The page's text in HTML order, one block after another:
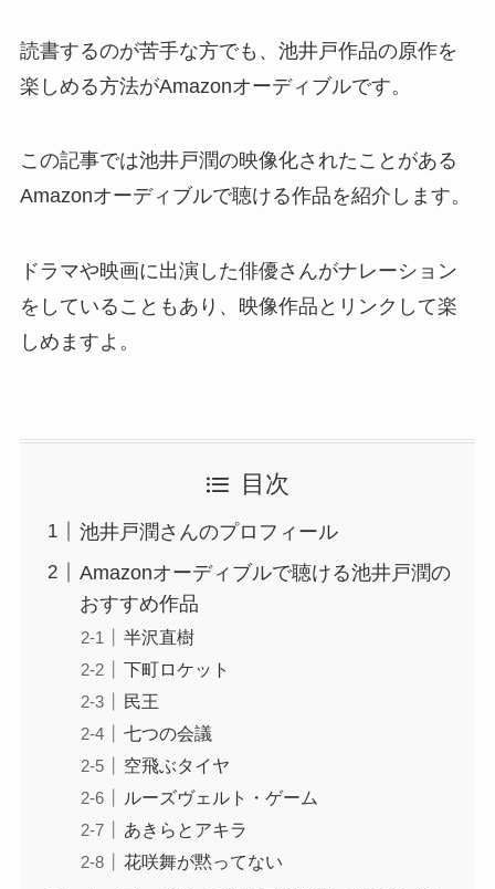
読書するのが苦手な方でも、池井戸作品の原作を
楽しめる方法がAmazonオーディブルです。
この記事では池井戸潤の映像化されたことがある
Amazonオーディブルで聴ける作品を紹介します。
ドラマや映画に出演した俳優さんがナレーション
をしていることもあり、映像作品とリンクして楽
しめますよ。
目次
池井戸潤さんのプロフィール
Amazonオーディブルで聴ける池井戸潤の
おすすめ作品
半沢直樹
下町ロケット
民王
七つの会議
空飛ぶタイヤ
ルーズヴェルト・ゲーム
あきらとアキラ
花咲舞が黙ってない